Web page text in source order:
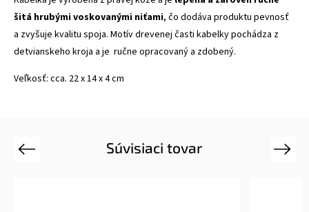
šitá hrubými voskovanými niťami, čo dodáva produktu pevnosť
a zvyšuje kvalitu spoja. Motív drevenej časti kabelky pochádza z
detvianskeho kroja a je ručne opracovaný a zdobený.
Veľkosť: cca. 22 x 14 x 4 cm
Súvisiaci tovar
Previous Next